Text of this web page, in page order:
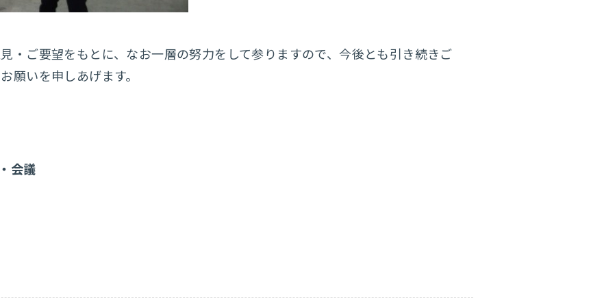
・ご要望をもとに、なお一層の努力をして参りますので、今後とも引き続きご
願いを申しあげます。
会議